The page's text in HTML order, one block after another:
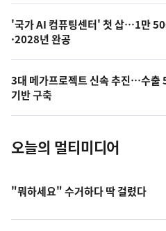
오
늘
의
사
진
'국가 AI 컴퓨팅센터' 첫 삽…1만
·2028년 완공
3대 메가프로젝트 신속 추진…수출
기반 구축
오늘의 멀티미디어
"뭐하세요" 수거하다 딱 걸렸다